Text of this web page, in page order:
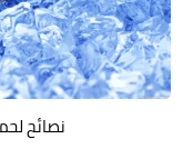
نصائح